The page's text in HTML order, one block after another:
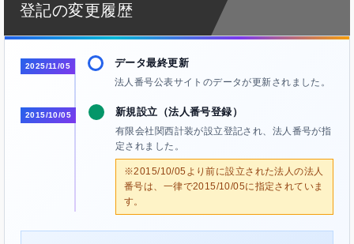
登記の変更履歴
2025/11/05 データ最終更新
法人番号公表サイトのデータが更新されました。
2015/10/05 新規設立（法人番号登録）
有限会社関西計装が設立登記され、法人番号が指
定されました。
※2015/10/05より前に設立された法人の法人
番号は、一律で2015/10/05に指定されていま
す。